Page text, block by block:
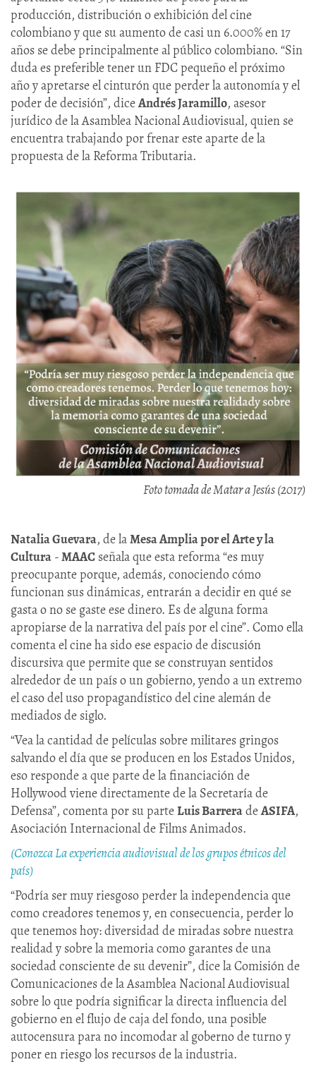
producción, distribución o exhibición del cine
colombiano y que su aumento de casi un 6.000% en 17
años se debe principalmente al público colombiano. “Sin
duda es preferible tener un FDC pequeño el próximo
año y apretarse el cinturón que perder la autonomía y el
poder de decisión”, diceAndrés Jaramillo, asesor
jurídico de la Asamblea Nacional Audiovisual, quien se
encuentra trabajando por frenar este aparte de la
propuesta de la Reforma Tributaria.
Foto tomada de Matar a Jesús (2017)
Natalia Guevara, de laMesa Amplia por el Arte y la
Cultura -MAAC señala que esta reforma “es muy
preocupante porque, además, conociendo cómo
funcionan sus dinámicas, entrarán a decidir en qué se
gasta o no se gaste ese dinero. Es de alguna forma
apropiarse de la narrativa del país por el cine”. Como ella
comenta el cine ha sido ese espacio de discusión
discursiva que permite que se construyan sentidos
alrededor de un país o un gobierno, yendo a un extremo
el caso del uso propagandístico del cine alemán de
mediados de siglo.
“Vea la cantidad de películas sobre militares gringos
salvando el día que se producen en los Estados Unidos,
eso responde a que parte de la financiación de
Hollywood viene directamente de la Secretaría de
Defensa”, comenta por su parteLuis BarreradeASIFA,
Asociación Internacional de Films Animados.
(Conozca La experiencia audiovisual de los grupos étnicos del
país)
“Podría ser muy riesgoso perder la independencia que
como creadores tenemos y, en consecuencia, perder lo
que tenemos hoy: diversidad de miradas sobre nuestra
realidad y sobre la memoria como garantes de una
sociedad consciente de su devenir”, dice la Comisión de
Comunicaciones de la Asamblea Nacional Audiovisual
sobre lo que podría significar la directa influencia del
gobierno en el flujo de caja del fondo, una posible
autocensura para no incomodar al goberno de turno y
poner en riesgo los recursos de la industria.